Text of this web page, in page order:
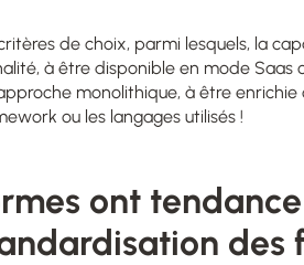
de choix, parmi lesquels, la
à être disponible en mode Saas
monolithique, à être enrichie
ou les langages utilisés !
ont
des